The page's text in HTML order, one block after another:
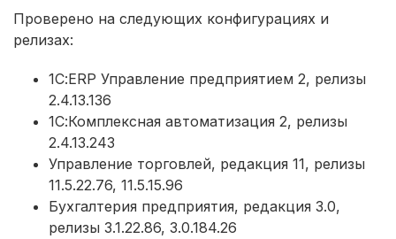
Проверено на следующих конфигурациях и
релизах:
1С:ERP Управление предприятием 2, релизы
2.4.13.136
1С:Комплексная автоматизация 2, релизы
2.4.13.243
Управление торговлей, редакция 11, релизы
11.5.22.76, 11.5.15.96
Бухгалтерия предприятия, редакция 3.0,
релизы 3.1.22.86, 3.0.184.26